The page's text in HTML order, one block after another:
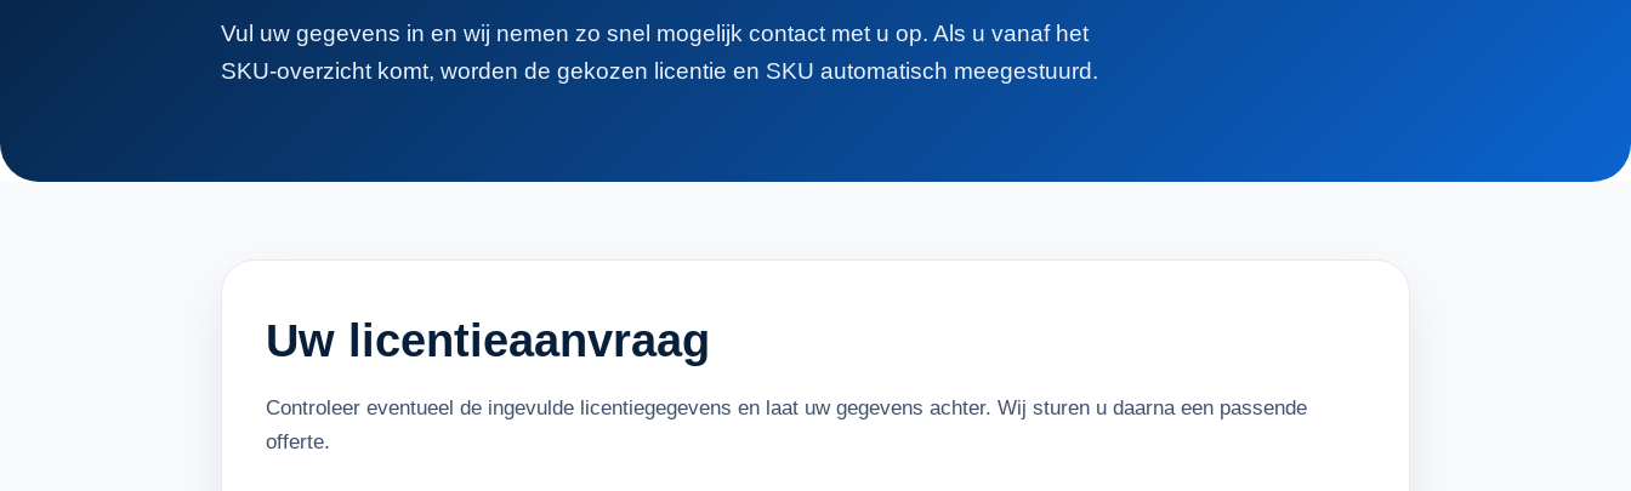
Vul uw gegevens in en wij nemen zo snel mogelijk contact met u op. Als u vanaf het
SKU-overzicht komt, worden de gekozen licentie en SKU automatisch meegestuurd.
Uw licentieaanvraag
Controleer eventueel de ingevulde licentiegegevens en laat uw gegevens achter. Wij sturen u daarna een passende
offerte.